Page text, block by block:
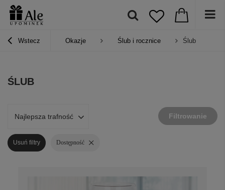
Wstecz Okazje Ślub i rocznice Ślub
ŚLUB
Najlepsza trafność Filtrowanie
Usuń filtry Dostępność